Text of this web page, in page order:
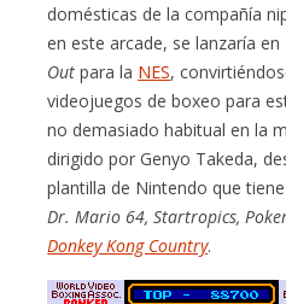
domésticas de la compañía
en este arcade, se lanzaría en
Out para la NES,
videojuegos de boxeo para
no demasiado habitual en la
dirigido por Genyo Takeda,
plantilla de Nintendo que
Dr. Mario 64, Startropics,
Donkey Kong Country.